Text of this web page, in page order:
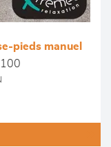
pieds manuel